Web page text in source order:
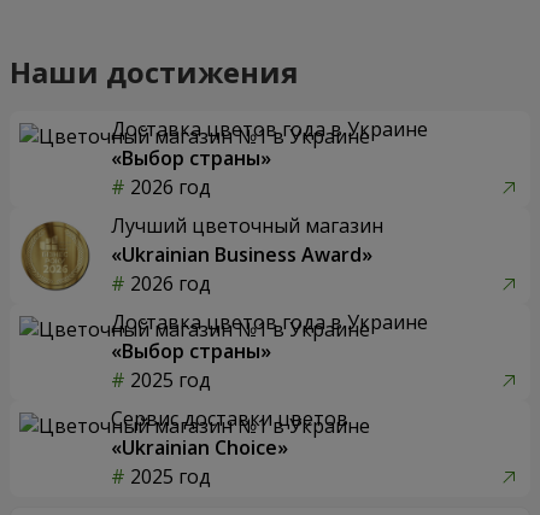
Наши достижения
Доставка цветов года в Украине
«Выбор страны»
2026 год
Лучший цветочный магазин
«Ukrainian Business Award»
2026 год
Доставка цветов года в Украине
«Выбор страны»
2025 год
Сервис доставки цветов
«Ukrainian Choice»
2025 год